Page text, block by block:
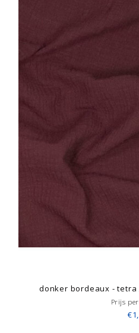
donker bordeaux - tetra
Prijs